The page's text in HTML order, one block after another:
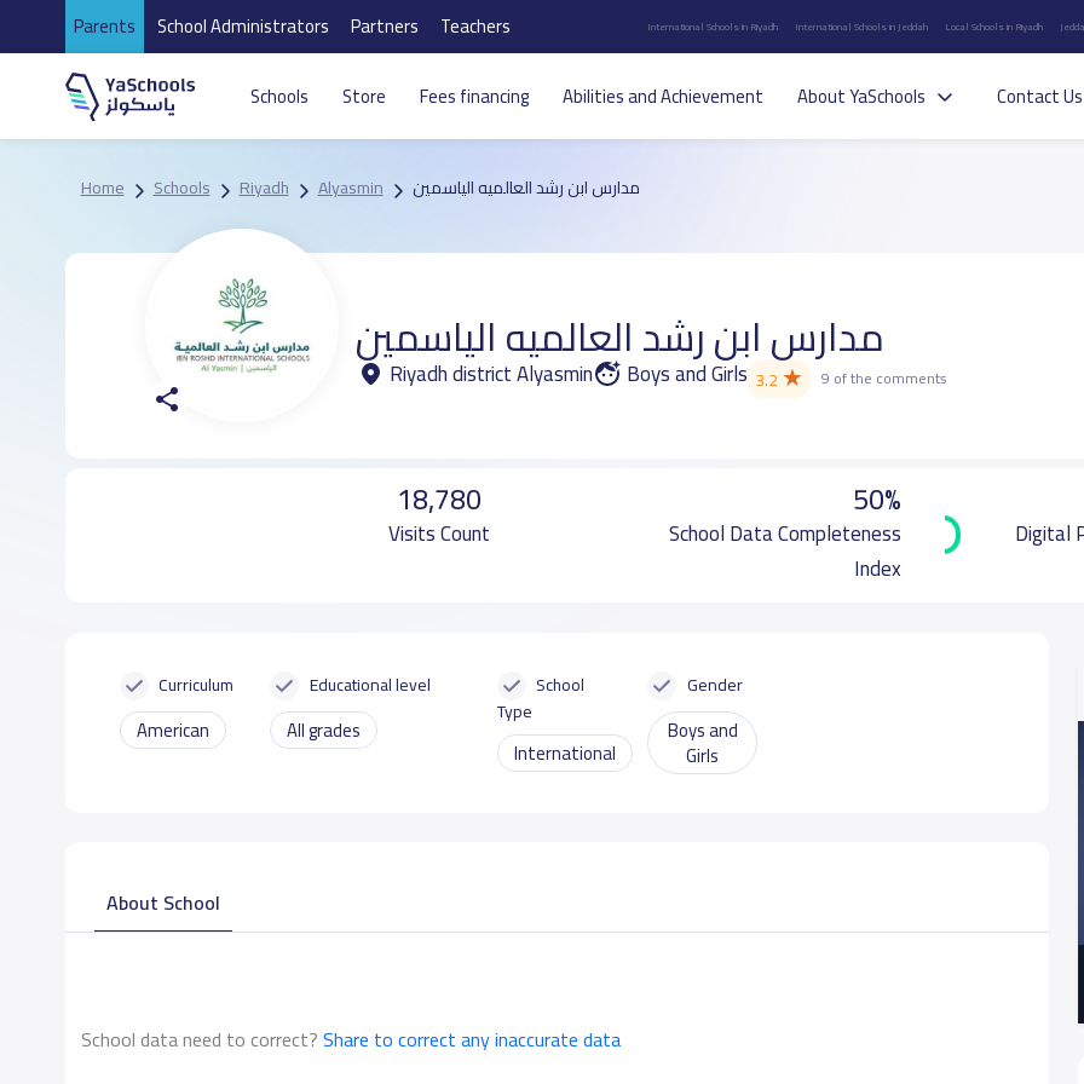
Parents School Administrators Partners Teachers International Schools in Riyadh International Schools in Jeddah Local Schools in Riyadh
Schools Store Fees financing Abilities and Achievement About YaSchools Contact Us
Home Schools Riyadh Alyasmin مدارس ابن رشد العالميه الياسمين
مدارس ابن رشد العالميه الياسمين
Riyadh district Alyasmin Boys and Girls 3.2★ 9 of the comments
18,780
Visits Count
50%
School Data Completeness
Index
Digital
Curriculum
American
Educational level
All grades
School
Type
International
Gender
Boys and
Girls
About School
School data need to correct?Share to correct any inaccurate data